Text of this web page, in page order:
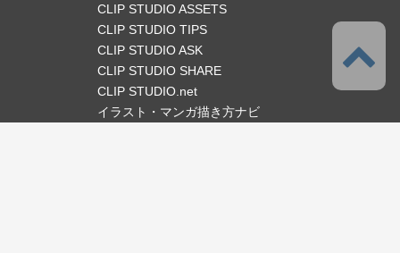
CLIP STUDIO ASSETS
CLIP STUDIO TIPS
CLIP STUDIO ASK
CLIP STUDIO SHARE
CLIP STUDIO.net
イラスト・マンガ描き方ナビ